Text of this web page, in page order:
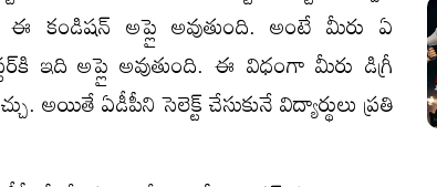
కండిషన్ అప్లై అవుతుంది. అంటే మీరు ఏ
ఇది అప్లై అవుతుంది. ఈ విధంగా మీరు డిగ్రీ
అయితే ఏడీపీని సెలెక్ట్ చేసుకునే విద్యార్థులు ప్రతి